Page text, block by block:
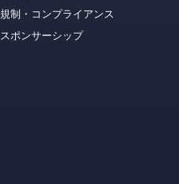
規制・コンプライアンス
スポンサーシップ